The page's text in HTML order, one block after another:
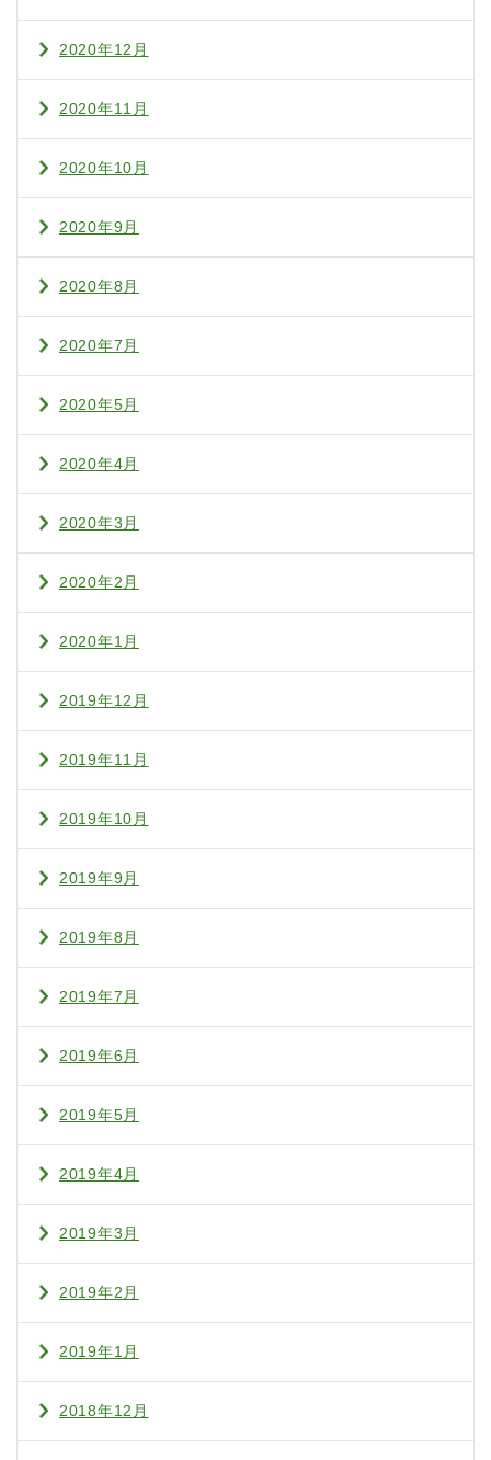
2020年12月
2020年11月
2020年10月
2020年9月
2020年8月
2020年7月
2020年5月
2020年4月
2020年3月
2020年2月
2020年1月
2019年12月
2019年11月
2019年10月
2019年9月
2019年8月
2019年7月
2019年6月
2019年5月
2019年4月
2019年3月
2019年2月
2019年1月
2018年12月